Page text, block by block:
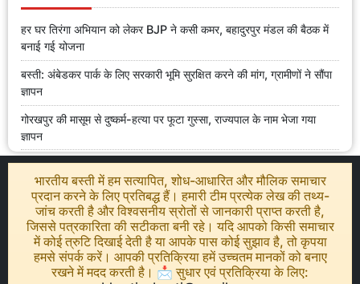
हर घर तिरंगा अभियान को लेकर BJP ने कसी कमर, बहादुरपुर मंडल की बैठक में
बनाई गई योजना
बस्ती: अंबेडकर पार्क के लिए सरकारी भूमि सुरक्षित करने की मांग, ग्रामीणों ने सौंपा
ज्ञापन
गोरखपुर की मासूम से दुष्कर्म-हत्या पर फूटा गुस्सा, राज्यपाल के नाम भेजा गया
ज्ञापन
भारतीय बस्ती में हम सत्यापित, शोध-आधारित और मौलिक समाचार
प्रदान करने के लिए प्रतिबद्ध हैं। हमारी टीम प्रत्येक लेख की तथ्य-
जांच करती है और विश्वसनीय स्रोतों से जानकारी प्राप्त करती है,
जिससे पत्रकारिता की सटीकता बनी रहे। यदि आपको किसी समाचार
में कोई त्रुटि दिखाई देती है या आपके पास कोई सुझाव है, तो कृपया
हमसे संपर्क करें। आपकी प्रतिक्रिया हमें उच्चतम मानकों को बनाए
रखने में मदद करती है। 📩 सुधार एवं प्रतिक्रिया के लिए: